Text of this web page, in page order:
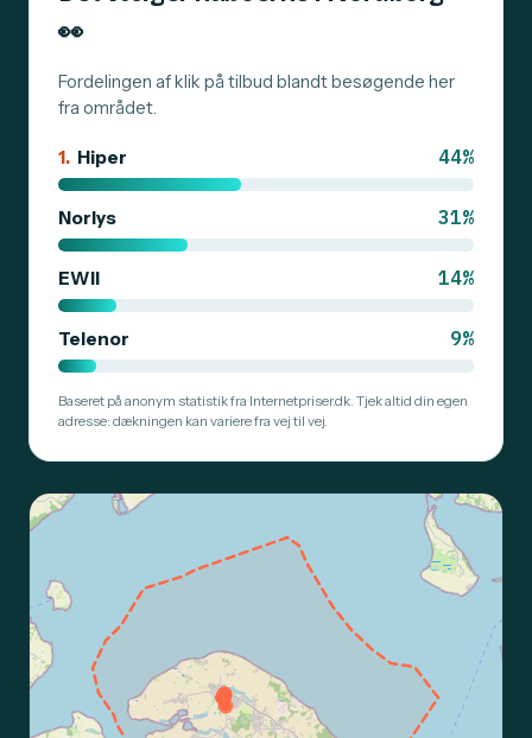
👀
Fordelingen af klik på tilbud blandt besøgende her
fra området.
1. Hiper 44%
Norlys 31%
EWII 14%
Telenor 9%
Baseret på anonym statistik fra Internetpriser.dk. Tjek altid din egen
adresse: dækningen kan variere fra vej til vej.